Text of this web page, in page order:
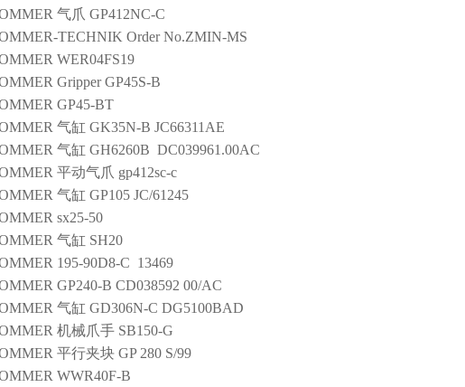
气爪 GP412NC-C
TECHNIK Order No.ZMIN-MS
WER04FS19
Gripper GP45S-B
GP45-BT
气缸 GK35N-B JC66311AE
气缸 GH6260B DC039961.00AC
平动气爪 gp412sc-c
气缸 GP105 JC/61245
sx25-50
气缸 SH20
195-90D8-C 13469
GP240-B CD038592 00/AC
气缸 GD306N-C DG5100BAD
机械爪手 SB150-G
平行夹块 GP 280 S/99
WWR40F-B